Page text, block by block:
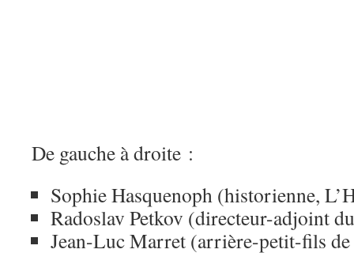
De gauche à droite :
Sophie Hasquenoph (historienne,
Radoslav Petkov (directeur-adjoint
Jean-Luc Marret (arrière-petit-fils de